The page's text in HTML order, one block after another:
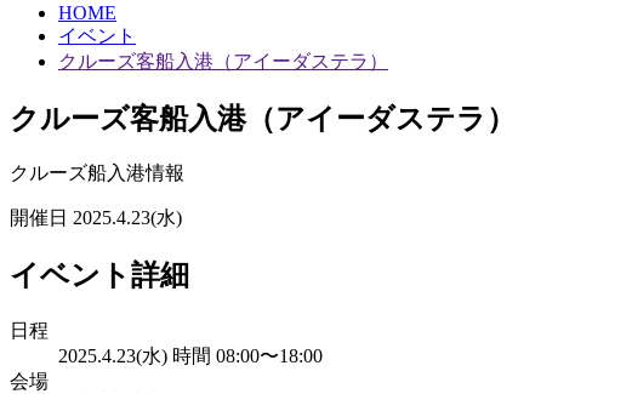
HOME
イベント
クルーズ客船入港（アイーダステラ）
クルーズ客船入港（アイーダステラ）
クルーズ船入港情報
開催日 2025.4.23(水)
イベント詳細
日程
2025.4.23(水) 時間 08:00〜18:00
会場